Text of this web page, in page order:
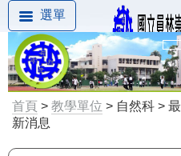
選單
首頁 > 教學單位 > 自然科 > 最
新消息